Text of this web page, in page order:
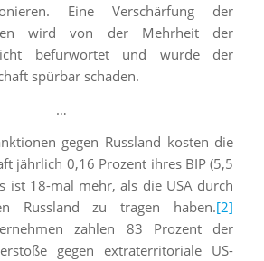
Eine Verschärfung der
wird von der Mehrheit der
befürwortet und würde der
spürbar schaden.
…
gegen Russland kosten die
jährlich 0,16 Prozent ihres BIP (5,5
ist 18-mal mehr, als die USA durch
Russland zu tragen haben.[2]
zahlen 83 Prozent der
gegen extraterritoriale US-